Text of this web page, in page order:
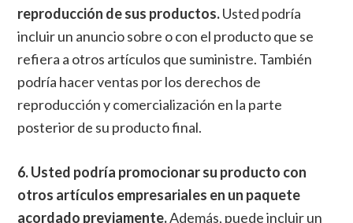
reproducción de sus productos.Usted podría
incluir un anuncio sobre o con el producto que se
refiera a otros artículos que suministre. También
podría hacer ventas por los derechos de
reproducción y comercialización en la parte
posterior de su producto final.
6. Usted podría promocionar su producto con
otros artículos empresariales en un paquete
acordado previamente.Además, puede incluir un